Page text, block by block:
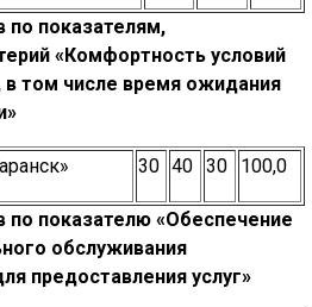
по показателям,
«Комфортность условий
в том числе время ожидания
30 40 30 100,0
по показателю «Обеспечение
обслуживания
предоставления услуг»